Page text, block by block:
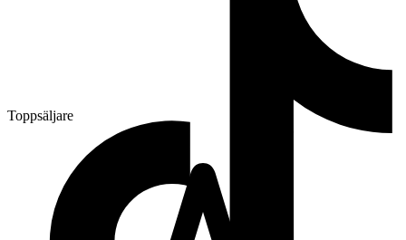
Toppsäljare